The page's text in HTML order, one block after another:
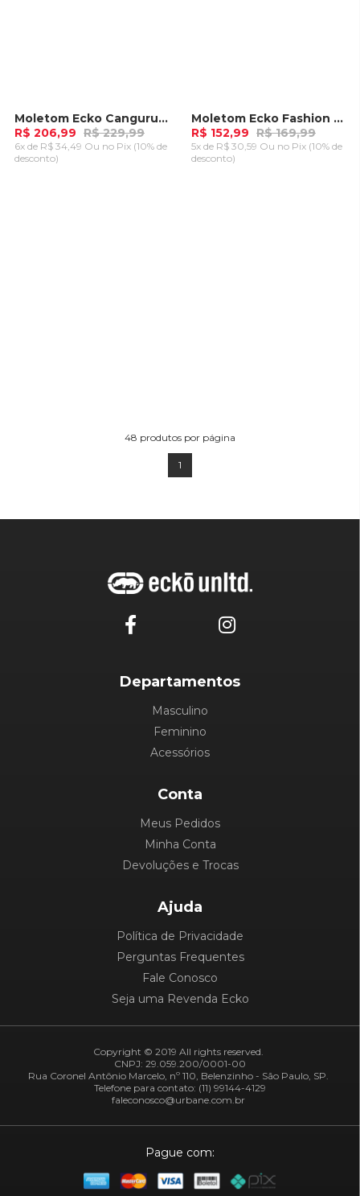
-10%Moletom Ecko Canguru Fechado Azul Marinho
R$ 206,99 R$ 229,99
6x de R$ 34,49 Ou no Pix (10% de
desconto)
-10%Moletom Ecko Fashion Basic Cream Verde Tempestade
R$ 152,99 R$ 169,99
5x de R$ 30,59 Ou no Pix (10% de
desconto)
48 produtos por página
1
Departamentos
Masculino
Feminino
Acessórios
Conta
Meus Pedidos
Minha Conta
Devoluções e Trocas
Ajuda
Política de Privacidade
Perguntas Frequentes
Fale Conosco
Seja uma Revenda Ecko
Copyright © 2019 All rights reserved.
CNPJ: 29.059.200/0001-00
Rua Coronel Antônio Marcelo, nº 110, Belenzinho - São Paulo, SP.
Telefone para contato: (11) 99144-4129
faleconosco@urbane.com.br
Pague com: